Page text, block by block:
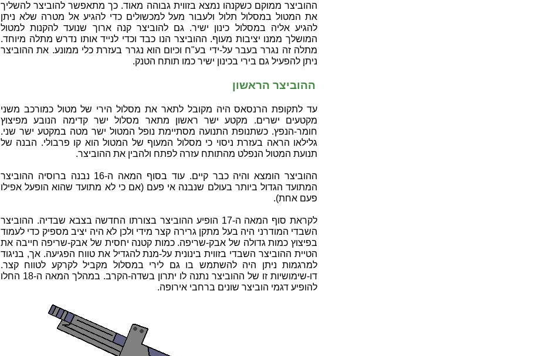
ההוביצר ממוקם כשקנהו נמצא בזווית גבוהה מאוד. כך מתאפשר להוביצר להשליך
את המטול במסלול תלול ולעבור מעל למכשולים כדי להגיע אל מטרה שלא ניתן
להגיע אליה במסלול כינון ישיר. גם להוביצר קנה ארוך שנועד להקנות למטול
המושלך ממנו יציבות מעוף. ההוביצר הנו כבד וכדי לנייד אותו נדרש מתלה מיוחד.
מתלה זה נגרר בעבר על-ידי בע"ח וכיום הוא נגרר בעזרת כלי ממונע. את ההוביצר
ניתן להפעיל גם בירי בכינון ישיר כמו תותח הטנק.
ההוביצר הראשון
עד לתקופת הרנסאס היה מקובל לתאר את מסלול הירי של מטול כמורכב משני
מקטעים ישרים. מקטע ישר ראשון מתאר מסלול ישר קדימה הנובע מפיצוץ
חומר-הנפץ. כשתנופת התנועה מסתיימת נופל המטול ישר מטה במקטע ישר שני.
גלילאו הראה בעזרת ניסוי כי מסלול המעוף של המטול הוא קו פרבולי. הבנה של
תנועת המטול הנפלט מהתותח עזרה לפתח ולהבין את ההוביצר.
ההוביצר הומצא והיה כבר קיים. עוד בסוף המאה ה-16 נבנה ברוסיה ההוביצר
המתועד הגדול ביותר בעולם שנבנה אי פעם (אם כי לא מתועד שהוא הופעל אפילו
פעם אחת).
לקראת סוף המאה ה-17 הופיע ההוביצר בצורתו החדשה בצבא שבדיה. ההוביצר
השבדי המודרני היה בעל מתקן גרירה קצר מידי ולכן לא היה יציב מספיק כדי לעמוד
בפיצוץ כמות גדולה של אבק-שריפה. כמות קטנה יחסית של אבק-שריפה חייבה את
הטיית ההוביצר השבדי בזווית בינונית על-מנת להגדיל את טווח הפגיעה. אך, בניגוד
למרגמות ניתן היה להשתמש בו גם לירי במסלול מקביל לקרקע לטווח קצר.
דו-שימושיות זו של ההוביצר נתנה לו יתרון בשדה-הקרב. במהלך המאה ה-18 החלו
להופיע דגמי הוביצר שונים ברחבי אירופה.